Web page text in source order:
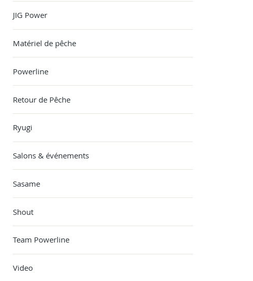
JIG Power
Matériel de pêche
Powerline
Retour de Pêche
Ryugi
Salons & événements
Sasame
Shout
Team Powerline
Video